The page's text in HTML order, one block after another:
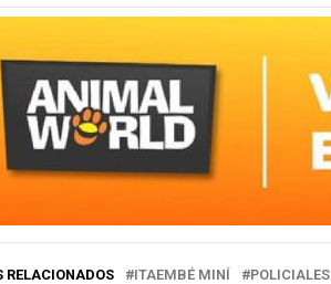
RELACIONADOS ITAEMBÉ MINÍ POLICIALES